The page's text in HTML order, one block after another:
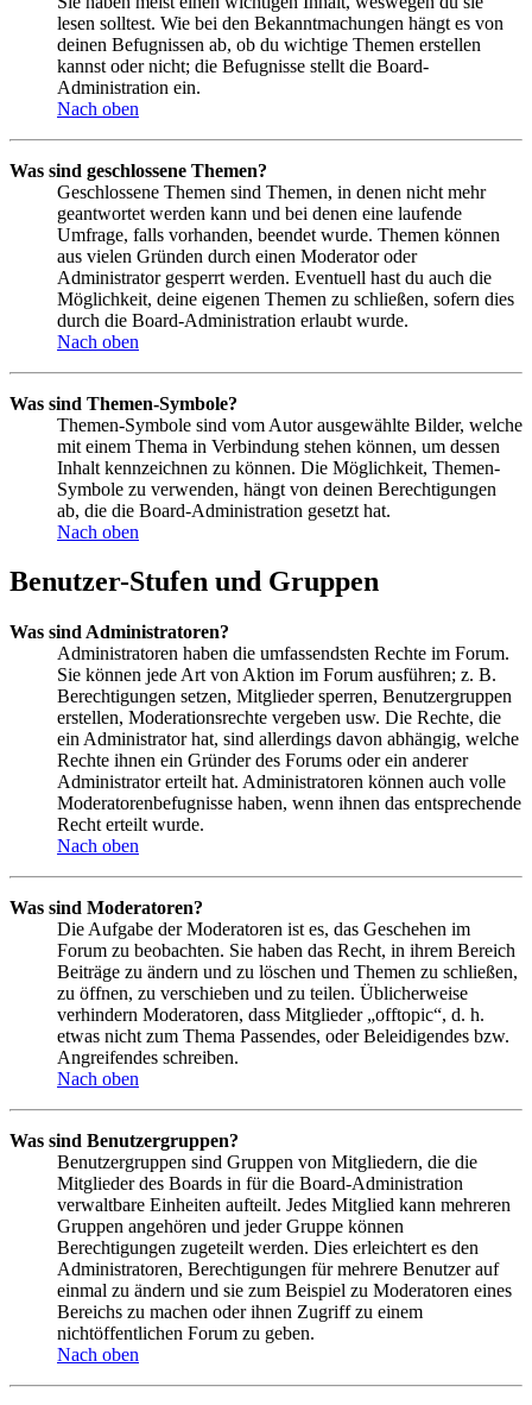
lesen solltest. Wie bei den Bekanntmachungen hängt es von
deinen Befugnissen ab, ob du wichtige Themen erstellen
kannst oder nicht; die Befugnisse stellt die Board-
Administration ein.
Nach oben
Was sind geschlossene Themen?
Geschlossene Themen sind Themen, in denen nicht mehr
geantwortet werden kann und bei denen eine laufende
Umfrage, falls vorhanden, beendet wurde. Themen können
aus vielen Gründen durch einen Moderator oder
Administrator gesperrt werden. Eventuell hast du auch die
Möglichkeit, deine eigenen Themen zu schließen, sofern dies
durch die Board-Administration erlaubt wurde.
Nach oben
Was sind Themen-Symbole?
Themen-Symbole sind vom Autor ausgewählte Bilder, welche
mit einem Thema in Verbindung stehen können, um dessen
Inhalt kennzeichnen zu können. Die Möglichkeit, Themen-
Symbole zu verwenden, hängt von deinen Berechtigungen
ab, die die Board-Administration gesetzt hat.
Nach oben
Benutzer-Stufen und Gruppen
Was sind Administratoren?
Administratoren haben die umfassendsten Rechte im Forum.
Sie können jede Art von Aktion im Forum ausführen; z. B.
Berechtigungen setzen, Mitglieder sperren, Benutzergruppen
erstellen, Moderationsrechte vergeben usw. Die Rechte, die
ein Administrator hat, sind allerdings davon abhängig, welche
Rechte ihnen ein Gründer des Forums oder ein anderer
Administrator erteilt hat. Administratoren können auch volle
Moderatorenbefugnisse haben, wenn ihnen das entsprechende
Recht erteilt wurde.
Nach oben
Was sind Moderatoren?
Die Aufgabe der Moderatoren ist es, das Geschehen im
Forum zu beobachten. Sie haben das Recht, in ihrem Bereich
Beiträge zu ändern und zu löschen und Themen zu schließen,
zu öffnen, zu verschieben und zu teilen. Üblicherweise
verhindern Moderatoren, dass Mitglieder „offtopic“, d. h.
etwas nicht zum Thema Passendes, oder Beleidigendes bzw.
Angreifendes schreiben.
Nach oben
Was sind Benutzergruppen?
Benutzergruppen sind Gruppen von Mitgliedern, die die
Mitglieder des Boards in für die Board-Administration
verwaltbare Einheiten aufteilt. Jedes Mitglied kann mehreren
Gruppen angehören und jeder Gruppe können
Berechtigungen zugeteilt werden. Dies erleichtert es den
Administratoren, Berechtigungen für mehrere Benutzer auf
einmal zu ändern und sie zum Beispiel zu Moderatoren eines
Bereichs zu machen oder ihnen Zugriff zu einem
nichtöffentlichen Forum zu geben.
Nach oben